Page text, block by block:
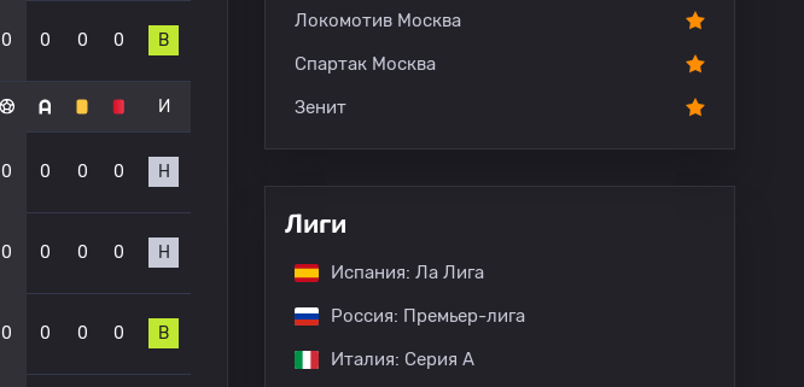
0 0 0 0 В
И
0 0 0 0 Н
0 0 0 0 Н
0 0 0 0 В
Локомотив Москва
Спартак Москва
Зенит
Лиги
Испания: Ла Лига
Россия: Премьер-лига
Италия: Серия А